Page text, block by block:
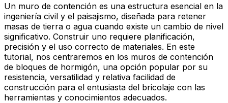
Un muro de contención es una estructura esencial en la
ingeniería civil y el paisajismo, diseñada para retener
masas de tierra o agua cuando existe un cambio de nivel
significativo. Construir uno requiere planificación,
precisión y el uso correcto de materiales. En este
tutorial, nos centraremos en los muros de contención
de bloques de hormigón, una opción popular por su
resistencia, versatilidad y relativa facilidad de
construcción para el entusiasta del bricolaje con las
herramientas y conocimientos adecuados.